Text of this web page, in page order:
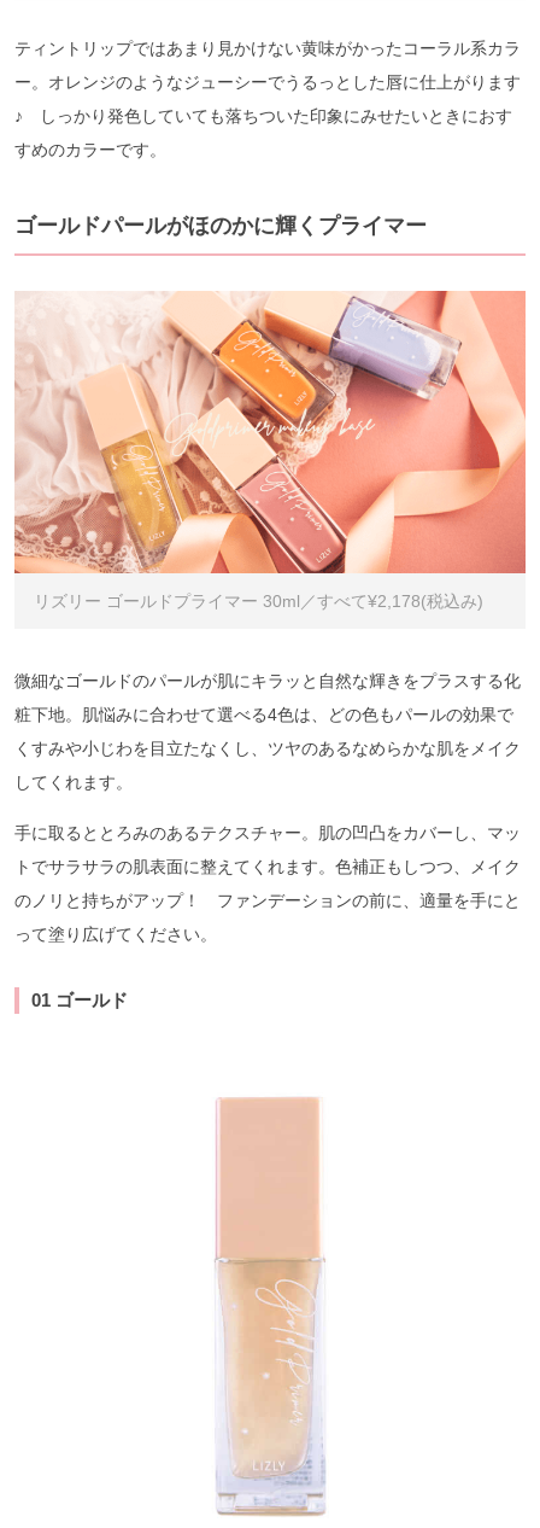
ティントリップではあまり見かけない黄味がかったコーラル系カラ
ー。オレンジのようなジューシーでうるっとした唇に仕上がります
♪ しっかり発色していても落ちついた印象にみせたいときにおす
すめのカラーです。
ゴールドパールがほのかに輝くプライマー
リズリー ゴールドプライマー 30ml／すべて¥2,178(税込み)
微細なゴールドのパールが肌にキラッと自然な輝きをプラスする化
粧下地。肌悩みに合わせて選べる4色は、どの色もパールの効果で
くすみや小じわを目立たなくし、ツヤのあるなめらかな肌をメイク
してくれます。
手に取るととろみのあるテクスチャー。肌の凹凸をカバーし、マッ
トでサラサラの肌表面に整えてくれます。色補正もしつつ、メイク
のノリと持ちがアップ！ ファンデーションの前に、適量を手にと
って塗り広げてください。
01 ゴールド